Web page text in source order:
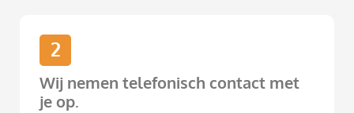
2
Wij nemen telefonisch contact met
je op.